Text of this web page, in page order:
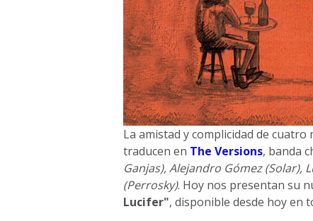
La amistad y complicidad de
traducen en The Versions, banda
Ganjas), Alejandro Gómez (Solar),
(Perrosky). Hoy nos presentan su
Lucifer", disponible desde hoy en